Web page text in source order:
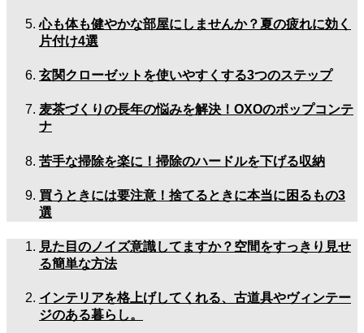
心も体も健やかな部屋にしませんか？夏の疲れに効く
片付け4選
玄関クローゼットを使いやすくする3つのステップ
麦茶づくりの長年の悩みを解決！OXOのポップコンテ
ナ
苦手な掃除を楽に！掃除のハードルを下げる収納
買うときには要注意！捨てるときに本当に困るもの3
選
見た目のノイズ意識してますか？空間をすっきり見せ
る簡単な方法
インテリアを格上げしてくれる、古道具やヴィンテー
ジのある暮らし。